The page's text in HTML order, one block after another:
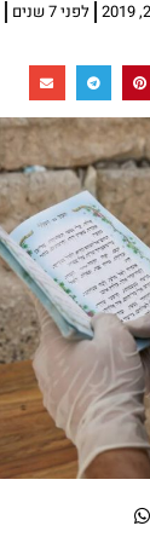
לפני 7 שנים